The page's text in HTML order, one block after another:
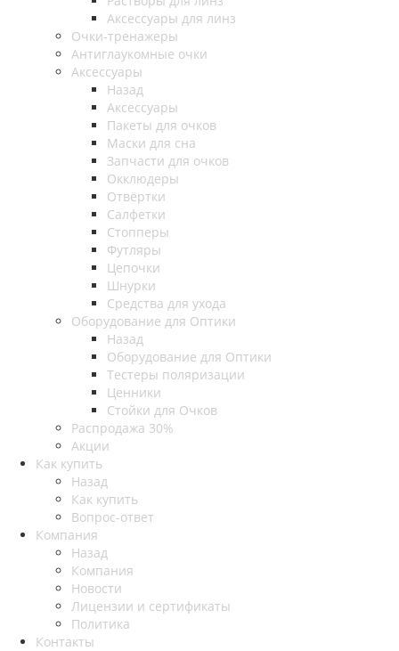
Аксессуары для линз
Очки-тренажеры
Антиглаукомные очки
Аксессуары
Назад
Аксессуары
Пакеты для очков
Маски для сна
Запчасти для очков
Окклюдеры
Отвёртки
Салфетки
Стопперы
Футляры
Цепочки
Шнурки
Средства для ухода
Оборудование для Оптики
Назад
Оборудование для Оптики
Тестеры поляризации
Ценники
Стойки для Очков
Распродажа 30%
Акции
Как купить
Назад
Как купить
Вопрос-ответ
Компания
Назад
Компания
Новости
Лицензии и сертификаты
Политика
Контакты